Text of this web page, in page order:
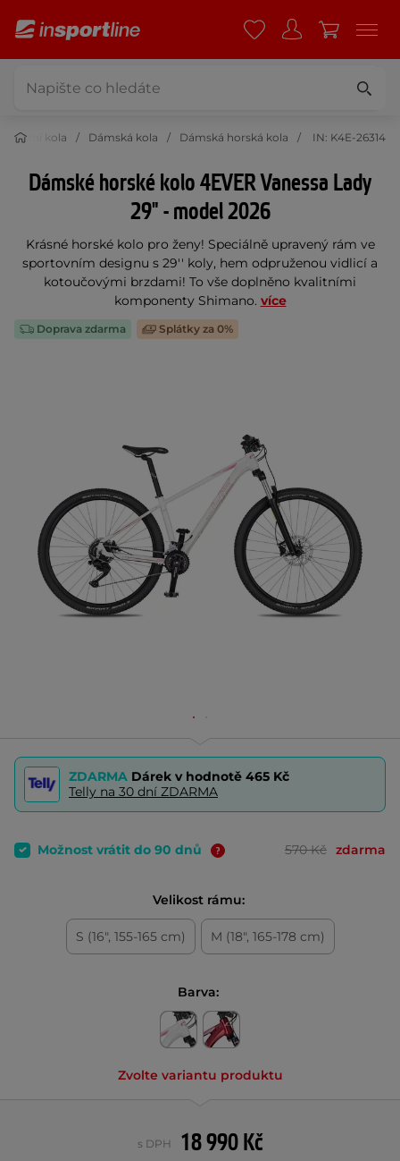
Jízdní kola Dámská kola Dámská horská kola IN: K4E-26314
Dámské horské kolo 4EVER Vanessa Lady
29" - model 2026
Krásné horské kolo pro ženy! Speciálně upravený rám ve
sportovním designu s 29'' koly, hem odpruženou vidlicí a
kotoučovými brzdami! To vše doplněno kvalitními
komponenty Shimano. více
Doprava zdarma Splátky za 0%
ZDARMA Dárek v hodnotě 465 Kč
Telly na 30 dní ZDARMA
Možnost vrátit do 90 dnů 570 Kč zdarma
Velikost rámu:
S (16", 155-165 cm) M (18", 165-178 cm)
Barva:
Zvolte variantu produktu
18 990 Kč
s DPH